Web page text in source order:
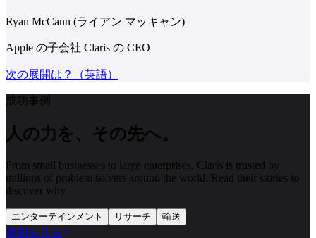
Ryan McCann (ライアン マッキャン)
Apple の子会社 Claris の CEO
次の展開は？（英語）
成功事例
人の力を、その先へ。
From small businesses to large enterprises, Claris is trusted by
millions of problem solvers around the world. Read their stories to
discover why.
エンターテインメント リサーチ 輸送
事例を見る